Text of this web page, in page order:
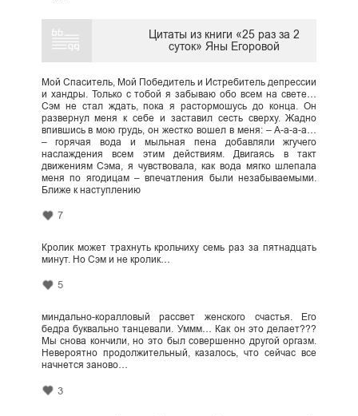
Цитаты из книги «25 раз за 2
суток» Яны Егоровой
Мой Спаситель, Мой Победитель и Истребитель депрессии
и хандры. Только с тобой я забываю обо всем на свете…
Сэм не стал ждать, пока я растормошусь до конца. Он
развернул меня к себе и заставил сесть сверху. Жадно
впившись в мою грудь, он жестко вошел в меня: – А-а-а-а…
– горячая вода и мыльная пена добавляли жгучего
наслаждения всем этим действиям. Двигаясь в такт
движениям Сэма, я чувствовала, как вода мягко шлепала
меня по ягодицам – впечатления были незабываемыми.
Ближе к наступлению
7
Кролик может трахнуть крольчиху семь раз за пятнадцать
минут. Но Сэм и не кролик…
5
миндально-коралловый рассвет женского счастья. Его
бедра буквально танцевали. Уммм… Как он это делает???
Мы снова кончили, но это был совершенно другой оргазм.
Невероятно продолжительный, казалось, что сейчас все
начнется заново…
3